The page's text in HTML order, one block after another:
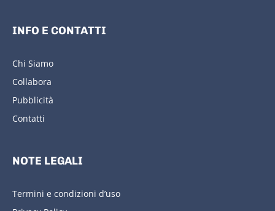
INFO E CONTATTI
Chi Siamo
Collabora
Pubblicità
Contatti
NOTE LEGALI
Termini e condizioni d’uso